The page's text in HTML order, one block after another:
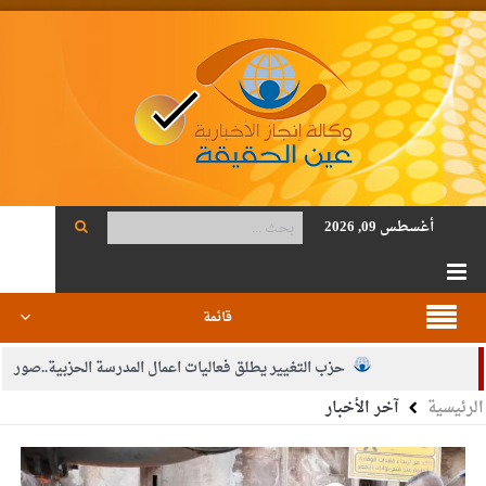
أغسطس 09, 2026
قائمة
حزب التغيير يطلق فعاليات اعمال المدرسة الحزبية..صور
الجيش يفتح باب التجنيد لحملة البكالوريوس في الحقوق والقانون
بيان اجتماع عمّان:دعم الوصاية الهاشمية التاريخية على المقدسات
الرئيسية آخر الأخبار